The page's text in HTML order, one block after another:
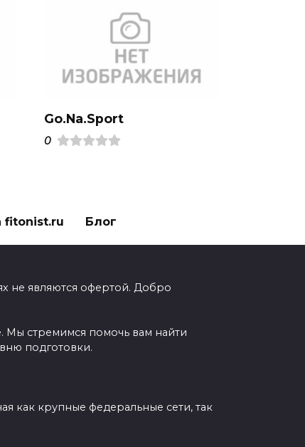
Go.Na.Sport
0
fitonist.ru Блог
не являются офертой. Добро
Мы стремимся помочь вам найти
подготовки.
как крупные федеральные сети, так